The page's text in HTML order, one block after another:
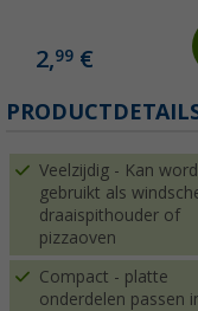
2,99 €
Veelzijdig - Kan
gebruikt als
draaispithouder of
pizzaoven
Compact - platte
onderdelen passen